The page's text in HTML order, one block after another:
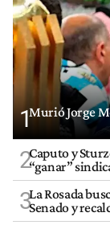
1Murió Jorge
2Caputo y
“ganar”
3La Rosada
Senado y